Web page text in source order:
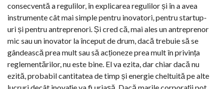
consecventă a regulilor, în explicarea regulilor și în a avea
instrumente cât mai simple pentru inovatori, pentru startup-
uri și pentru antreprenori. Și cred că, mai ales un antreprenor
mic sau un inovator la început de drum, dacă trebuie să se
gândească prea mult sau să acționeze prea mult în privința
reglementărilor, nu este bine. El va ezita, dar chiar dacă nu
ezită, probabil cantitatea de timp și energie cheltuită pe alte